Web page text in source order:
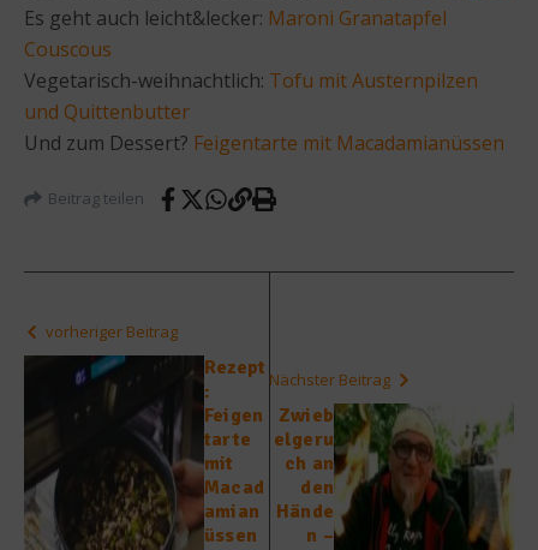
Es geht auch leicht&lecker: Maroni Granatapfel
Couscous
Vegetarisch-weihnachtlich: Tofu mit Austernpilzen
und Quittenbutter
Und zum Dessert? Feigentarte mit Macadamianüssen
Beitrag teilen
vorheriger Beitrag
Rezept
:
Feigen
tarte
mit
Macad
amian
üssen
Nächster Beitrag
Zwieb
elgeru
ch an
den
Hände
n –